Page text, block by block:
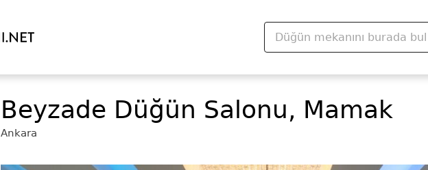
Beyzade Düğün Salonu, Mamak
Ankara